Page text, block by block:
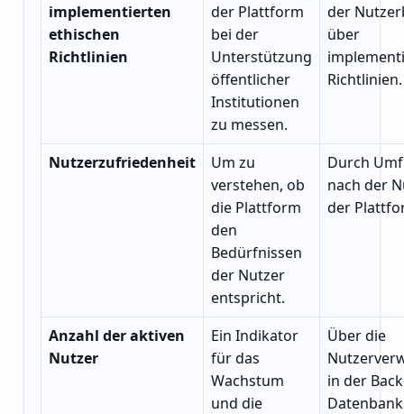
implementierten
ethischen
Richtlinien
der Plattform
bei der
Unterstützung
öffentlicher
Institutionen
zu messen.
der
über
Richtlinien.
Nutzerzufriedenheit
Um zu
verstehen, ob
die Plattform
den
Bedürfnissen
der Nutzer
entspricht.
Durch
nach der
der
Anzahl der aktiven
Nutzer
Ein Indikator
für das
Wachstum
und die
Über die
in der
Datenbank